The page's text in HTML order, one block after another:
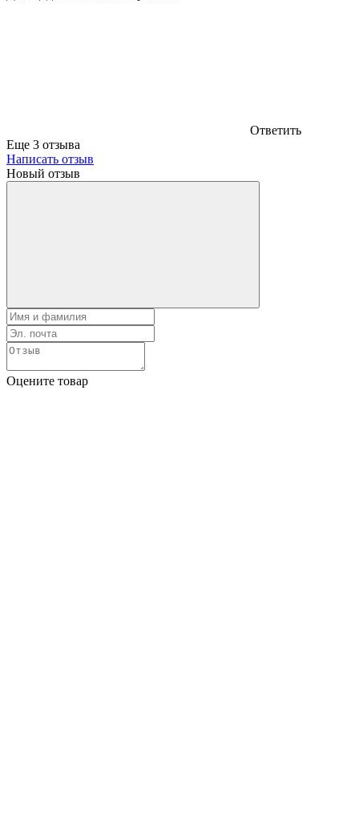
Ответить
Еще 3 отзыва
Написать отзыв
Новый отзыв
Оцените товар